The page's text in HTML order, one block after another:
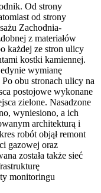
Od strony
od strony
Zachodnia-
z materiałów
każdej ze stron ulicy
kostki kamiennej.
wymianę
obu stronach ulicy na
postojowe wykonane
zielone. Nasadzone
wyniesiono, a ich
architekturą i
robót objął remont
gazowej oraz
została także sieć
monitoringu